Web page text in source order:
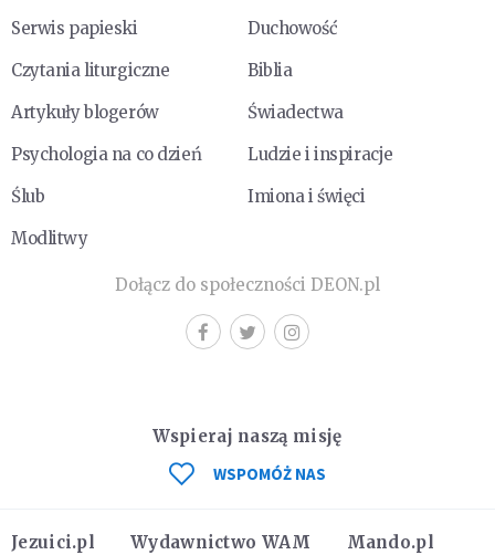
Serwis papieski
Duchowość
Czytania liturgiczne
Biblia
Artykuły blogerów
Świadectwa
Psychologia na co dzień
Ludzie i inspiracje
Ślub
Imiona i święci
Modlitwy
Dołącz do społeczności DEON.pl
Jezuici.pl Wydawnictwo WAM Mando.pl
Wspieraj naszą misję
WSPOMÓŻ NAS